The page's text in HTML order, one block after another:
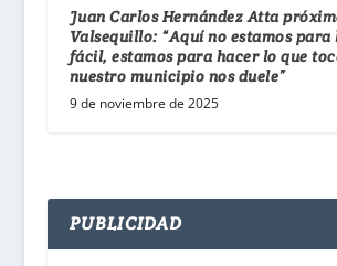
Juan Carlos Hernández Atta
Valsequillo: “Aquí no estamos para
fácil, estamos para hacer lo que
nuestro municipio nos duele”
9 de noviembre de 2025
PUBLICIDAD